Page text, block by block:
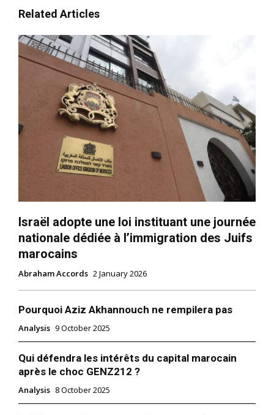
Related Articles
Israël adopte une loi instituant une journée
nationale dédiée à l’immigration des Juifs
marocains
Abraham Accords 2 January 2026
Pourquoi Aziz Akhannouch ne rempilera pas
Analysis 9 October 2025
Qui défendra les intérêts du capital marocain
après le choc GENZ212 ?
Analysis 8 October 2025